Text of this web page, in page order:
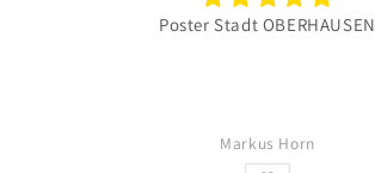
Poster Stadt OBERHAUSEN
Markus Horn